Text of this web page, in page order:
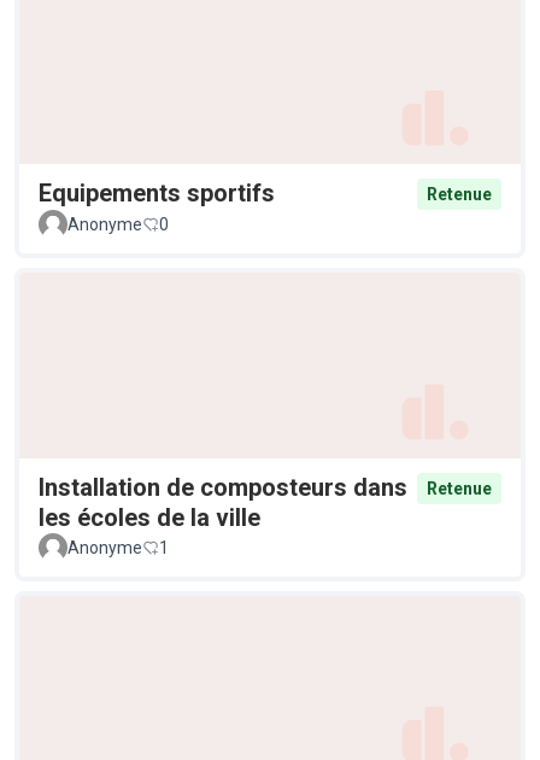
Equipements sportifs
Retenue
Anonyme
0
Installation de composteurs dans
les écoles de la ville
Retenue
Anonyme 1